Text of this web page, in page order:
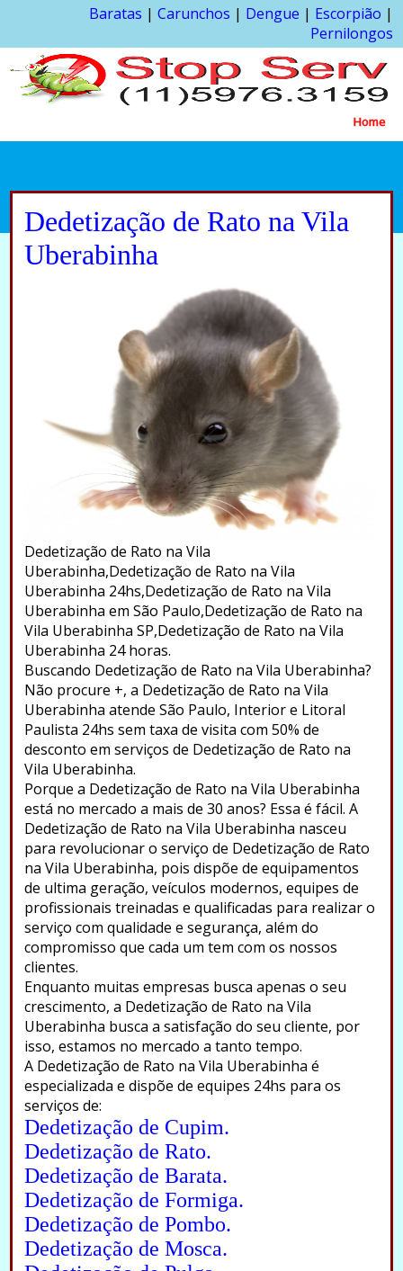
Baratas | Carunchos | Dengue | Escorpião |
Pernilongos
Home
Dedetização de Rato na Vila
Uberabinha
Dedetização de Rato na Vila
Uberabinha,Dedetização de Rato na Vila
Uberabinha 24hs,Dedetização de Rato na Vila
Uberabinha em São Paulo,Dedetização de Rato na
Vila Uberabinha SP,Dedetização de Rato na Vila
Uberabinha 24 horas.
Buscando Dedetização de Rato na Vila Uberabinha?
Não procure +, a Dedetização de Rato na Vila
Uberabinha atende São Paulo, Interior e Litoral
Paulista 24hs sem taxa de visita com 50% de
desconto em serviços de Dedetização de Rato na
Vila Uberabinha.
Porque a Dedetização de Rato na Vila Uberabinha
está no mercado a mais de 30 anos? Essa é fácil. A
Dedetização de Rato na Vila Uberabinha nasceu
para revolucionar o serviço de Dedetização de Rato
na Vila Uberabinha, pois dispõe de equipamentos
de ultima geração, veículos modernos, equipes de
profissionais treinadas e qualificadas para realizar o
serviço com qualidade e segurança, além do
compromisso que cada um tem com os nossos
clientes.
Enquanto muitas empresas busca apenas o seu
crescimento, a Dedetização de Rato na Vila
Uberabinha busca a satisfação do seu cliente, por
isso, estamos no mercado a tanto tempo.
A Dedetização de Rato na Vila Uberabinha é
especializada e dispõe de equipes 24hs para os
serviços de:
Dedetização de Cupim.
Dedetização de Rato.
Dedetização de Barata.
Dedetização de Formiga.
Dedetização de Pombo.
Dedetização de Mosca.